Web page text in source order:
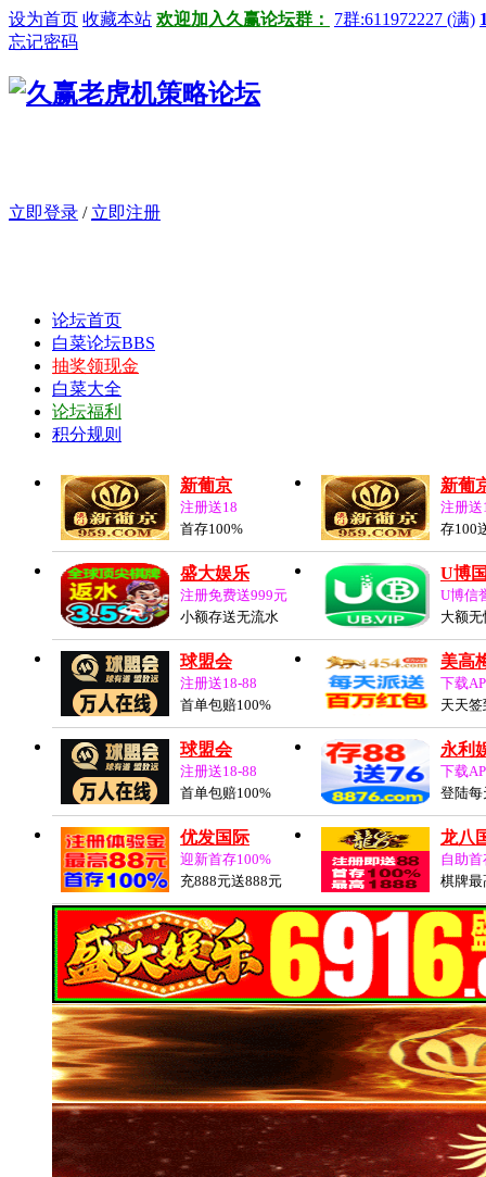
设为首页 收藏本站 欢迎加入久赢论坛群： 7群:611972227 (满)
忘记密码
立即登录 / 立即注册
论坛首页
白菜论坛BBS
抽奖领现金
白菜大全
论坛福利
积分规则
新葡京
注册送18
首存100%
新葡
注册送
存100
盛大娱乐
注册免费送999元
小额存送无流水
U博
U博信
大额无
球盟会
注册送18-88
首单包赔100%
美高
下载
天天
球盟会
注册送18-88
首单包赔100%
永利
下载
登陆每
优发国际
迎新首存100%
充888元送888元
龙八
自助
棋牌最